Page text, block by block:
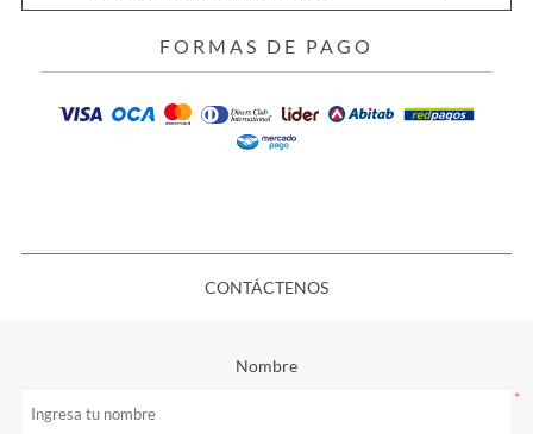
FORMAS DE PAGO
CONTÁCTENOS
Nombre
*